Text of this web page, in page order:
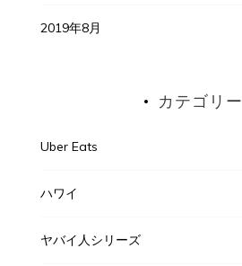
2019年8月
カテゴリー
Uber Eats
ハワイ
ヤバイ人シリーズ